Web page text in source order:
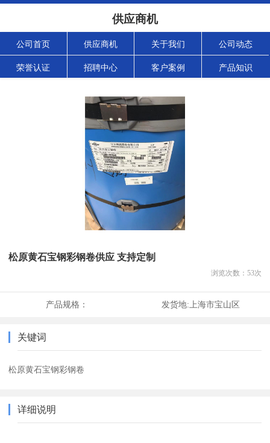
供应商机
公司首页 供应商机 关于我们 公司动态
荣誉认证 招聘中心 客户案例 产品知识
松原黄石宝钢彩钢卷供应 支持定制
浏览次数： 53次
产品规格： 发货地: 上海市宝山区
关键词
松原黄石宝钢彩钢卷
详细说明